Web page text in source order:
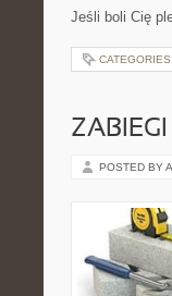
Jeśli boli Cię
CATEGORIES:
POSTED BY